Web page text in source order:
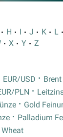
H I J K L
X Y Z
EUR/USD
PLN
Gold
Palladium